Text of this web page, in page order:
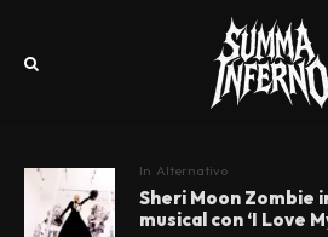
In Alternativo
Sheri Moon Zombie
musical con ‘I Love